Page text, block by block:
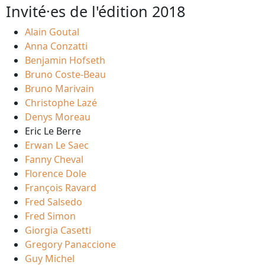
Invité·es de l'édition 2018
Alain Goutal
Anna Conzatti
Benjamin Hofseth
Bruno Coste-Beau
Bruno Marivain
Christophe Lazé
Denys Moreau
Eric Le Berre
Erwan Le Saec
Fanny Cheval
Florence Dole
François Ravard
Fred Salsedo
Fred Simon
Giorgia Casetti
Gregory Panaccione
Guy Michel